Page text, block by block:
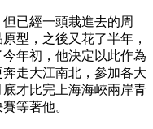
已經一頭栽進去的周
型，之後又花了半年，
年初，他決定以此作為
走大江南北，參加各大
才比完上海海峽兩岸青
等著他。